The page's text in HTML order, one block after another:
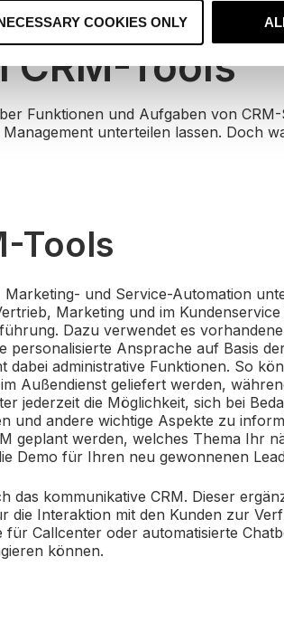
COOKIES ONLY
operativen
Tools
Funktionen und Aufgaben von CRM-
unterteilen lassen. Doch
Tools
und Service-Automation
Marketing und im Kundenservice
Dazu verwendet es vorhandene
personalisierte Ansprache auf Basis
dabei administrative Funktionen. So
Außendienst geliefert werden,
jederzeit die Möglichkeit, sich bei
und andere wichtige Aspekte zu
geplant werden, welches Thema Ihr
Demo für Ihren neu gewonnenen
das kommunikative CRM. Dieser
die Interaktion mit den Kunden zur
Callcenter oder automatisierte
können.